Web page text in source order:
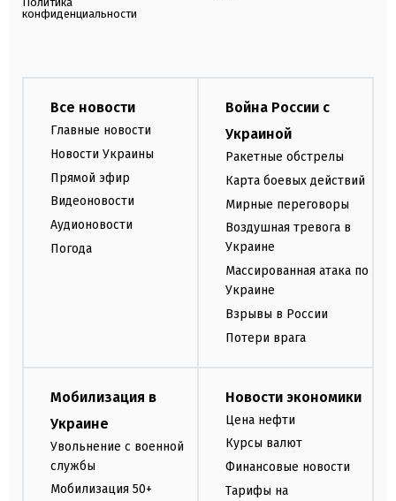
конфиденциальности
Все новости
Главные новости
Новости Украины
Прямой эфир
Видеоновости
Аудионовости
Погода
Война России с
Украиной
Ракетные обстрелы
Карта боевых действий
Мирные переговоры
Воздушная тревога в
Украине
Массированная атака по
Украине
Взрывы в России
Потери врага
Мобилизация в
Украине
Увольнение с военной
службы
Мобилизация 50+
Новости экономики
Цена нефти
Курсы валют
Финансовые новости
Тарифы на